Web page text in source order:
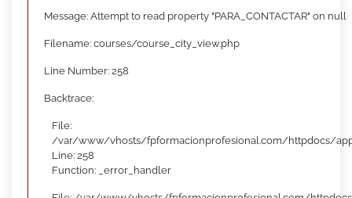
Message: Attempt to read property "PARA_CONTACTAR" on null
Filename: courses/course_city_view.php
Line Number: 258
Backtrace:
File:
/var/www/vhosts/fpformacionprofesional.com/httpdocs/
Line: 258
Function: _error_handler